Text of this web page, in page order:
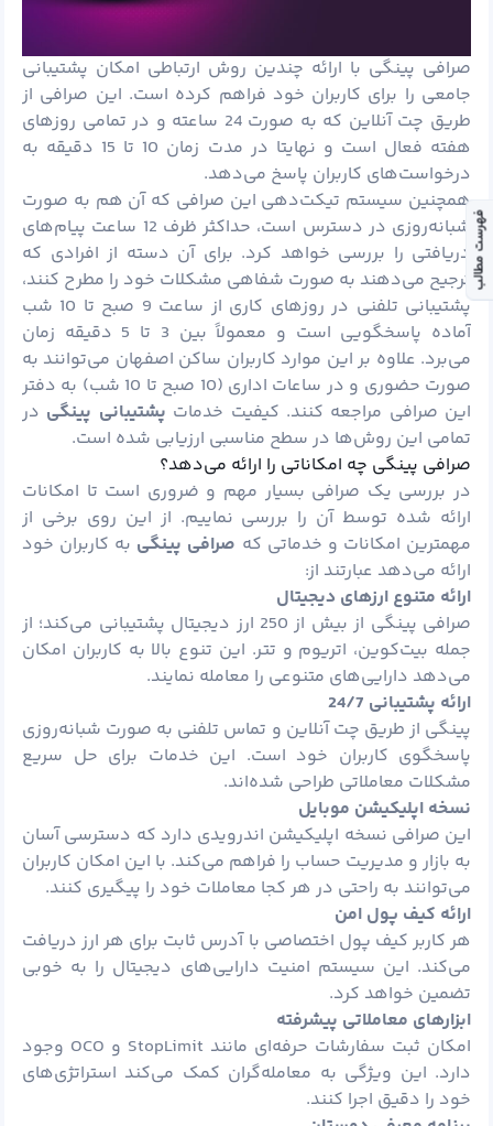
صرافی پینگی با ارائه چندین روش ارتباطی امکان پشتیبانی
جامعی را برای کاربران خود فراهم کرده است. این صرافی از
طریق چت آنلاین که به صورت 24 ساعته و در تمامی روزهای
هفته فعال است و نهایتا در مدت زمان 10 تا 15 دقیقه به
درخواست‌های کاربران پاسخ می‌دهد.
همچنین سیستم تیکت‌دهی این صرافی که آن هم به صورت
شبانه‌روزی در دسترس است، حداکثر ظرف 12 ساعت پیام‌های
دریافتی را بررسی خواهد کرد. برای آن‌ دسته از افرادی که
ترجیح می‌دهند به صورت شفاهی مشکلات خود را مطرح کنند،
پشتیبانی تلفنی در روزهای کاری از ساعت 9 صبح تا 10 شب
آماده پاسخگویی است و معمولاً بین 3 تا 5 دقیقه زمان
می‌برد. علاوه بر این‌ موارد کاربران ساکن اصفهان می‌توانند به
صورت حضوری و در ساعات اداری (10 صبح تا 10 شب) به دفتر
این صرافی مراجعه کنند. کیفیت خدمات پشتیبانی پینگی در
تمامی این روش‌ها در سطح مناسبی ارزیابی شده است.
صرافی پینگی چه امکاناتی را ارائه می‌دهد؟
در بررسی یک صرافی بسیار مهم و ضروری است تا امکانات
ارائه شده توسط آن را بررسی نماییم. از این روی برخی از
مهمترین امکانات و خدماتی که صرافی پینگی به کاربران خود
ارائه می‌دهد عبارتند از:
ارائه متنوع ارزهای دیجیتال
صرافی پینگی از بیش از 250 ارز دیجیتال پشتیبانی می‌کند؛ از
جمله بیت‌کوین، اتریوم و تتر. این تنوع بالا به کاربران امکان
می‌دهد دارایی‌های متنوعی را معامله نمایند.
ارائه پشتیبانی 24/7
پینگی از طریق چت آنلاین و تماس تلفنی به صورت شبانه‌روزی
پاسخگوی کاربران خود است. این خدمات برای حل سریع
مشکلات معاملاتی طراحی شده‌اند.
نسخه اپلیکیشن موبایل
این صرافی نسخه اپلیکیشن اندرویدی دارد که دسترسی آسان
به بازار و مدیریت حساب را فراهم می‌کند. با این امکان کاربران
می‌توانند به راحتی در هر کجا معاملات خود را پیگیری کنند.
ارائه کیف پول امن
هر کاربر کیف پول اختصاصی با آدرس ثابت برای هر ارز دریافت
می‌کند. این سیستم امنیت دارایی‌های دیجیتال را به خوبی
تضمین خواهد کرد.
ابزارهای معاملاتی پیشرفته
امکان ثبت سفارشات حرفه‌ای مانند StopLimit و OCO وجود
دارد. این ویژگی به معامله‌گران کمک می‌کند استراتژی‌های
خود را دقیق اجرا کنند.
فهرست مطالب